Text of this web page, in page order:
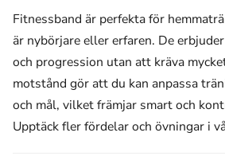
Fitnessband är perfekta för
är nybörjare eller erfaren. De
och progression utan att kräva
motstånd gör att du kan anpassa
och mål, vilket främjar smart och
Upptäck fler fördelar och övningar i